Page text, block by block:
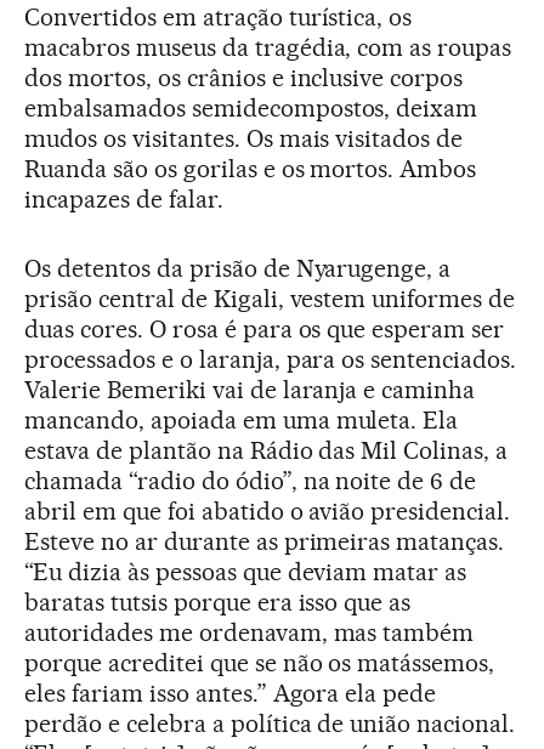
Convertidos em atração turística, os
macabros museus da tragédia, com as roupas
dos mortos, os crânios e inclusive corpos
embalsamados semidecompostos, deixam
mudos os visitantes. Os mais visitados de
Ruanda são os gorilas e os mortos. Ambos
incapazes de falar.
Os detentos da prisão de Nyarugenge, a
prisão central de Kigali, vestem uniformes de
duas cores. O rosa é para os que esperam ser
processados e o laranja, para os sentenciados.
Valerie Bemeriki vai de laranja e caminha
mancando, apoiada em uma muleta. Ela
estava de plantão na Rádio das Mil Colinas, a
chamada “radio do ódio”, na noite de 6 de
abril em que foi abatido o avião presidencial.
Esteve no ar durante as primeiras matanças.
“Eu dizia às pessoas que deviam matar as
baratas tutsis porque era isso que as
autoridades me ordenavam, mas também
porque acreditei que se não os matássemos,
eles fariam isso antes.” Agora ela pede
perdão e celebra a política de união nacional.